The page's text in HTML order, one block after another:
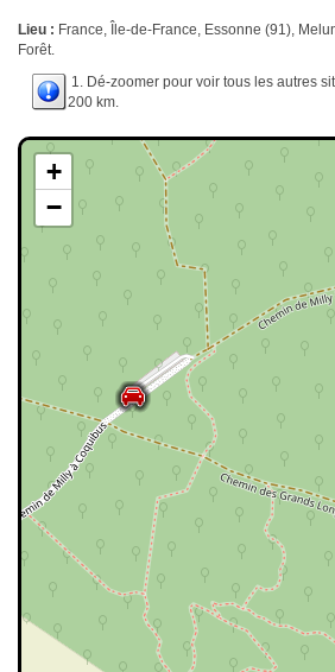
Lieu : France, Île-de-France, Essonne (91),
Forêt.
1. Dé-zoomer pour voir tous les autres
200 km.
+
−